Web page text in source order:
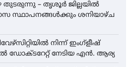
തുടരുന്നു – തൃശൂർ ജില്ലയിൽ
സ്ഥാപനങ്ങൾക്കും ശനിയാഴ്ച
നിന്ന് ഇംഗ്ളീഷ്
ഡോക്ടറേറ്റ് നേടിയ എൻ. ആര്യ